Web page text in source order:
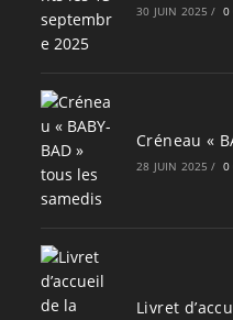
30 JUIN 2025 / 0
Créneau «
28 JUIN 2025 / 0
Livret